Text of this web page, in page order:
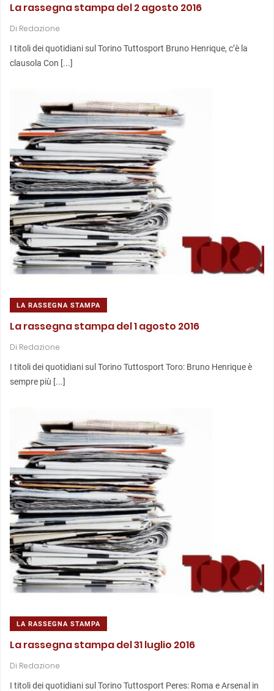
La rassegna stampa del 2 agosto 2016
Di Redazione
I titoli dei quotidiani sul Torino Tuttosport Bruno Henrique, c’è la
clausola Con [...]
LA RASSEGNA STAMPA
La rassegna stampa del 1 agosto 2016
Di Redazione
I titoli dei quotidiani sul Torino Tuttosport Toro: Bruno Henrique è
sempre più [...]
LA RASSEGNA STAMPA
La rassegna stampa del 31 luglio 2016
Di Redazione
I titoli dei quotidiani sul Torino Tuttosport Peres: Roma e Arsenal in